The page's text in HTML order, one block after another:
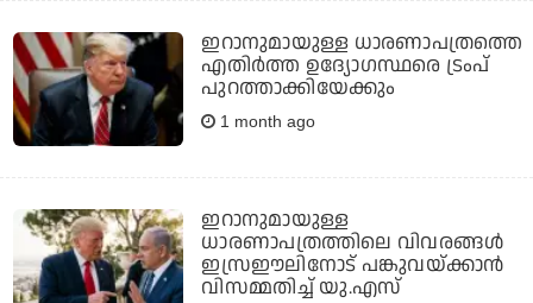
ഇറാനുമായുള്ള ധാരണാപത്രത്തെ
എതിര്‍ത്ത ഉദ്യോഗസ്ഥരെ ട്രംപ്
പുറത്താക്കിയേക്കും
1 month ago
ഇറാനുമായുള്ള
ധാരണാപത്രത്തിലെ വിവരങ്ങള്‍
ഇസ്രഈലിനോട് പങ്കുവയ്ക്കാന്‍
വിസമ്മതിച്ച് യു.എസ്